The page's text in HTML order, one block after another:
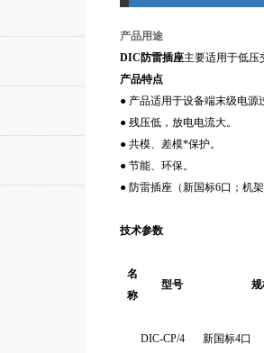
产品用途
DIC防雷插座主要适用于低压
产品特点
● 产品适用于设备端末级电源
● 残压低，放电电流大。
● 共模、差模*保护。
● 节能、环保。
● 防雷插座（新国标6口；机
技术参数
名
称
型号
DIC-CP/4
新国标4口